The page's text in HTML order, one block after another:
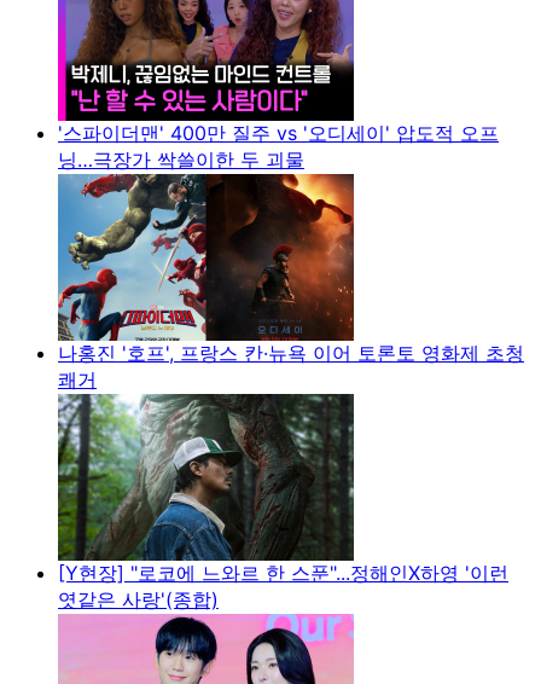
'스파이더맨' 400만 질주 vs '오디세이' 압도적 오프
닝…극장가 싹쓸이한 두 괴물
나홍진 '호프', 프랑스 칸·뉴욕 이어 토론토 영화제 초청
쾌거
[Y현장] "로코에 느와르 한 스푼"...정해인X하영 '이런
엿같은 사랑'(종합)